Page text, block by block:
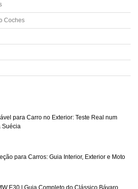
Coches
para Carro no Exterior: Teste Real num
Suécia
para Carros: Guia Interior, Exterior e Moto
E30 | Guia Completo do Clássico Bávaro